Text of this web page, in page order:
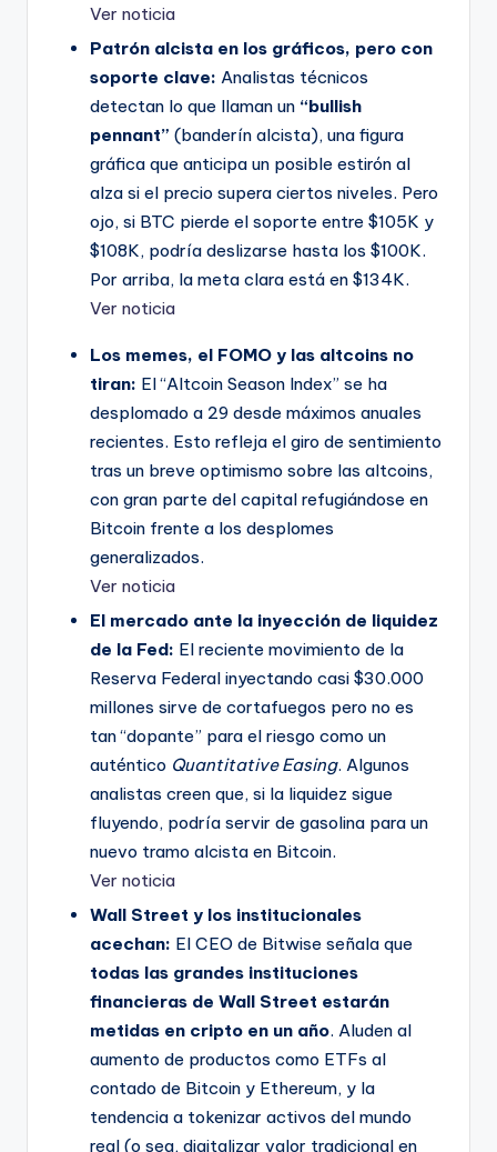
Ver noticia
Patrón alcista en los gráficos, pero con
soporte clave: Analistas técnicos
detectan lo que llaman un “bullish
pennant” (banderín alcista), una figura
gráfica que anticipa un posible estirón al
alza si el precio supera ciertos niveles. Pero
ojo, si BTC pierde el soporte entre $105K y
$108K, podría deslizarse hasta los $100K.
Por arriba, la meta clara está en $134K.
Ver noticia
Los memes, el FOMO y las altcoins no
tiran: El “Altcoin Season Index” se ha
desplomado a 29 desde máximos anuales
recientes. Esto refleja el giro de sentimiento
tras un breve optimismo sobre las altcoins,
con gran parte del capital refugiándose en
Bitcoin frente a los desplomes
generalizados.
Ver noticia
El mercado ante la inyección de liquidez
de la Fed: El reciente movimiento de la
Reserva Federal inyectando casi $30.000
millones sirve de cortafuegos pero no es
tan “dopante” para el riesgo como un
auténtico Quantitative Easing. Algunos
analistas creen que, si la liquidez sigue
fluyendo, podría servir de gasolina para un
nuevo tramo alcista en Bitcoin.
Ver noticia
Wall Street y los institucionales
acechan: El CEO de Bitwise señala que
todas las grandes instituciones
financieras de Wall Street estarán
metidas en cripto en un año. Aluden al
aumento de productos como ETFs al
contado de Bitcoin y Ethereum, y la
tendencia a tokenizar activos del mundo
real (o sea, digitalizar valor tradicional en